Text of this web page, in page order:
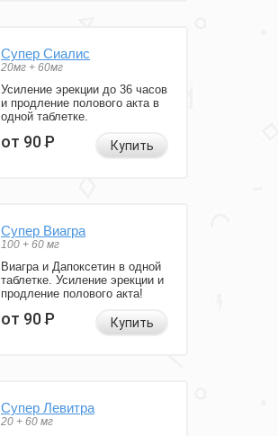
Супер Сиалис
20мг + 60мг
Усиление эрекции до 36 часов
и продление полового акта в
одной таблетке.
от 90Р Купить
Супер Виагра
100 + 60 мг
Виагра и Дапоксетин в одной
таблетке. Усиление эрекции и
продление полового акта!
от 90Р Купить
Супер Левитра
20 + 60 мг